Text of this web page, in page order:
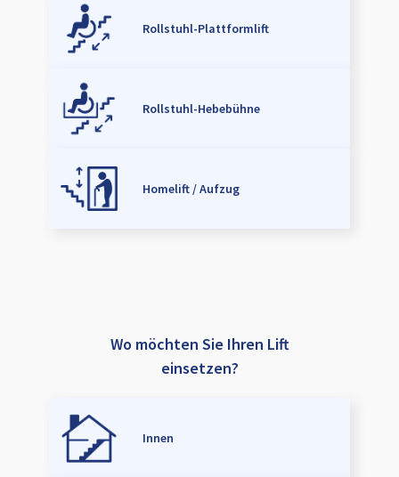
Rollstuhl-Plattformlift
Rollstuhl-Hebebühne
Homelift / Aufzug
Wo möchten Sie Ihren Lift
einsetzen?
Innen